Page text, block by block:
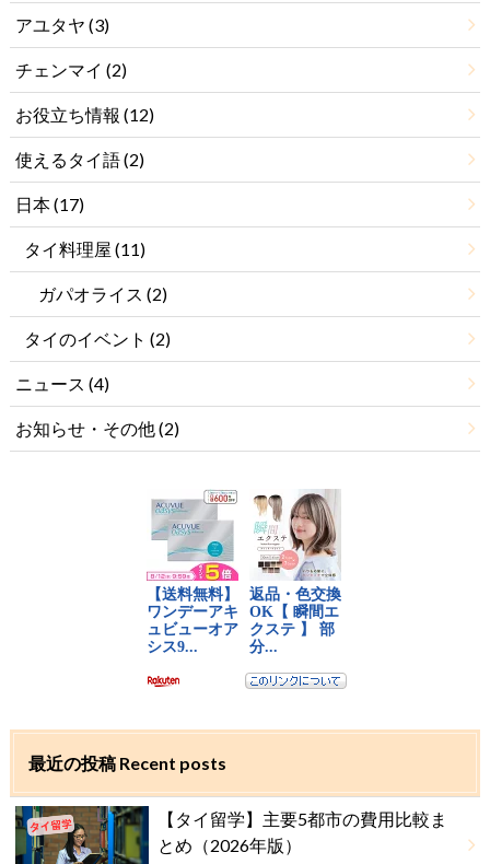
アユタヤ (3)
チェンマイ (2)
お役立ち情報 (12)
使えるタイ語(2)
日本(17)
タイ料理屋 (11)
ガパオライス (2)
タイのイベント (2)
ニュース (4)
お知らせ・その他(2)
最近の投稿 Recent posts
【タイ留学】主要5都市の費用比較ま
とめ（2026年版）